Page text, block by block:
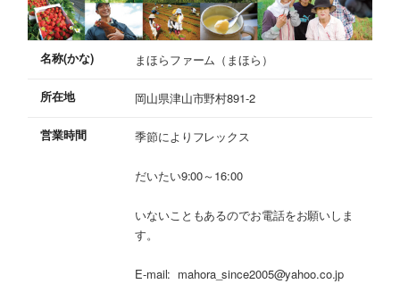
名称(かな) まほらファーム（まほら）
所在地 岡山県津山市野村891-2
営業時間 季節によりフレックス
だいたい9:00～16:00
いないこともあるのでお電話をお願いしま
す。
E-mail: mahora_since2005@yahoo.co.jp